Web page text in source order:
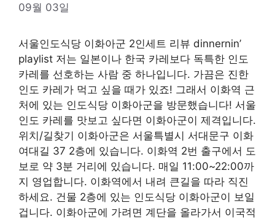
09월 03일
서울인도식당 이화아군 2인세트 리뷰 dinnernin’
playlist 저는 일본이나 한국 카레보다 독특한 인도
카레를 선호하는 사람 중 하나입니다. 가끔은 진한
인도 카레가 먹고 싶을 때가 있죠! 그래서 이화역 근
처에 있는 인도식당 이화아군을 방문했습니다! 서울
인도 카레를 맛보고 싶다면 이화아군이 제격입니다.
위치/길찾기 이화아군은 서울특별시 서대문구 이화
여대길 37 2층에 있습니다. 이화역 2번 출구에서 도
보로 약 3분 거리에 있습니다. 매일 11:00~22:00까
지 영업합니다. 이화역에서 내려 큰길을 따라 직진
하세요. 건물 2층에 있는 인도식당 이화아군이 보일
겁니다. 이화아군에 가려면 계단을 올라가서 이국적